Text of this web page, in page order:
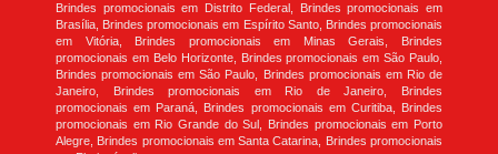
Brindes promocionais em Distrito Federal, Brindes promocionais em
Brasília, Brindes promocionais em Espírito Santo, Brindes promocionais
em Vitória, Brindes promocionais em Minas Gerais, Brindes
promocionais em Belo Horizonte, Brindes promocionais em São Paulo,
Brindes promocionais em São Paulo, Brindes promocionais em Rio de
Janeiro, Brindes promocionais em Rio de Janeiro, Brindes
promocionais em Paraná, Brindes promocionais em Curitiba, Brindes
promocionais em Rio Grande do Sul, Brindes promocionais em Porto
Alegre, Brindes promocionais em Santa Catarina, Brindes promocionais